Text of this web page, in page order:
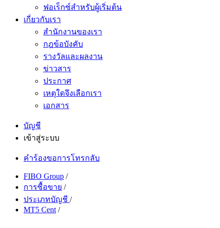
ฟอเร็กซ์สำหรับผู้เริ่มต้น
เกี่ยวกับเรา
สำนักงานของเรา
กฎข้อบังคับ
รางวัลและผลงาน
ข่าวสาร
ประกาศ
เหตุใดจึงเลือกเรา
เอกสาร
บัญชี
เข้าสู่ระบบ
คำร้องขอการโทรกลับ
FIBO Group /
การซื้อขาย /
ประเภทบัญชี /
MT5 Cent /